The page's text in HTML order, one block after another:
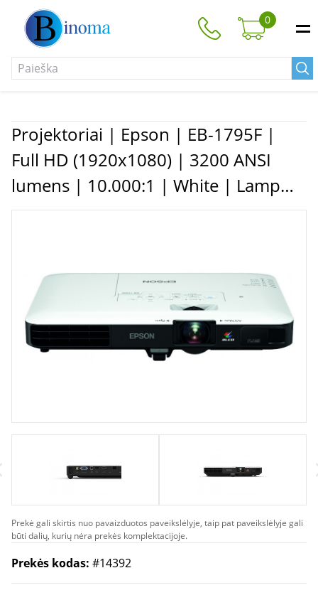
0
Projektoriai | Epson | EB-1795F |
Full HD (1920x1080) | 3200 ANSI
lumens | 10.000:1 | White | Lamp
warranty 12 month(s) | Wi-Fi
Prekė gali skirtis nuo pavaizduotos paveikslėlyje, taip pat paveikslėlyje gali
būti dalių, kurių nėra prekės komplektacijoje.
Prekės kodas: #14392